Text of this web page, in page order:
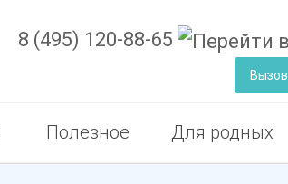
8 (495) 120-88-65
Полезное Для родных